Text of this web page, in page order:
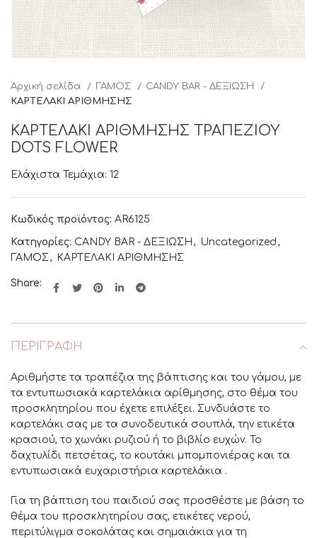
Αρχική σελίδα ΓΑΜΟΣ
CANDY BAR - ΔΕΞΙΩΣΗ
ΚΑΡΤΕΛΑΚΙ ΑΡΙΘΜΗΣΗΣ
ΚΑΡΤΕΛΑΚΙ ΑΡΙΘΜΗΣΗΣ ΤΡΑΠΕΖΙΟΥ
DOTS FLOWER
Ελάχιστα Τεμάχια: 12
Κωδικός προϊόντος: AR6125
Κατηγορίες: CANDY BAR - ΔΕΞΙΩΣΗ , Uncategorized ,
ΓΑΜΟΣ, ΚΑΡΤΕΛΑΚΙ ΑΡΙΘΜΗΣΗΣ
Share:
ΠΕΡΙΓΡΑΦΉ
Αριθμήστε τα τραπέζια της βάπτισης και του γάμου, με
τα εντυπωσιακά καρτελάκια αρίθμησης, στο θέμα του
προσκλητηρίου που έχετε επιλέξει. Συνδυάστε το
καρτελάκι σας με τα συνοδευτικά σουπλά, την ετικέτα
κρασιού, το χωνάκι ρυζιού ή το βιβλίο ευχών. Το
δαχτυλίδι πετσέτας, το κουτάκι μπομπονιέρας και τα
εντυπωσιακά ευχαριστήρια καρτελάκια .
Για τη βάπτιση του παιδιού σας προσθέστε με βάση το
θέμα του προσκλητηρίου σας, ετικέτες νερού,
περιτύλιγμα σοκολάτας και σημαιάκια για τη